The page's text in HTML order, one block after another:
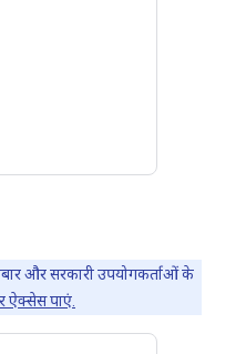
और सरकारी उपयोगकर्ताओं के
ऐक्सेस पाएं.